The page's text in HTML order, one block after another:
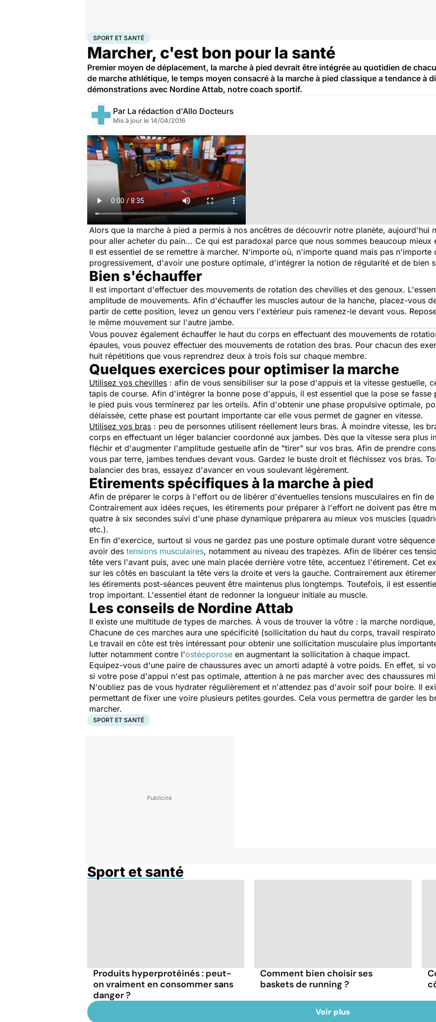
AccueilBien-êtreSport santé
SPORT ET SANTÉ
Marcher, c'est bon pour la santé
Premier moyen de déplacement, la marche à pied devrait être intégrée au quotidien de
de marche athlétique, le temps moyen consacré à la marche à pied classique a tendance à
démonstrations avec Nordine Attab, notre coach sportif.
Par La rédaction d'Allo Docteurs
Mis à jour le 14/04/2016
Alors que la marche à pied a permis à nos ancêtres de découvrir notre planète, aujourd'hui
pour aller acheter du pain... Ce qui est paradoxal parce que nous sommes beaucoup mieux
Il est essentiel de se remettre à marcher. N'importe où, n'importe quand mais pas
progressivement, d'avoir une posture optimale, d'intégrer la notion de régularité et de bien
Bien s'échauffer
Il est important d'effectuer des mouvements de rotation des chevilles et des genoux.
amplitude de mouvements. Afin d'échauffer les muscles autour de la hanche, placez-vous
partir de cette position, levez un genou vers l'extérieur puis ramenez-le devant vous.
le même mouvement sur l'autre jambe.
Vous pouvez également échauffer le haut du corps en effectuant des mouvements de
épaules, vous pouvez effectuer des mouvements de rotation des bras. Pour chacun des
huit répétitions que vous reprendrez deux à trois fois sur chaque membre.
Quelques exercices pour optimiser la marche
Utilisez vos chevilles : afin de vous sensibiliser sur la pose d'appuis et la vitesse gestuelle,
tapis de course. Afin d'intégrer la bonne pose d'appuis, il est essentiel que la pose se fasse
le pied puis vous terminerez par les orteils. Afin d'obtenir une phase propulsive optimale,
délaissée, cette phase est pourtant importante car elle vous permet de gagner en vitesse.
Utilisez vos bras : peu de personnes utilisent réellement leurs bras. À moindre vitesse, les
corps en effectuant un léger balancier coordonné aux jambes. Dès que la vitesse sera plus
fléchir et d'augmenter l'amplitude gestuelle afin de "tirer" sur vos bras. Afin de prendre
vous par terre, jambes tendues devant vous. Gardez le buste droit et fléchissez vos bras.
balancier des bras, essayez d'avancer en vous soulevant légèrement.
Etirements spécifiques à la marche à pied
Afin de préparer le corps à l'effort ou de libérer d'éventuelles tensions musculaires en fin
Contrairement aux idées reçues, les étirements pour préparer à l'effort ne doivent pas être
quatre à six secondes suivi d'une phase dynamique préparera au mieux vos muscles
etc.).
En fin d'exercice, surtout si vous ne gardez pas une posture optimale durant votre
avoir des tensions musculaires, notamment au niveau des trapèzes. Afin de libérer ces
tête vers l'avant puis, avec une main placée derrière votre tête, accentuez l'étirement. Cet
sur les côtés en basculant la tête vers la droite et vers la gauche. Contrairement aux
les étirements post-séances peuvent être maintenus plus longtemps. Toutefois, il est
trop important. L'essentiel étant de redonner la longueur initiale au muscle.
Les conseils de Nordine Attab
Il existe une multitude de types de marches. À vous de trouver la vôtre : la marche
Chacune de ces marches aura une spécificité (sollicitation du haut du corps, travail
Le travail en côte est très intéressant pour obtenir une sollicitation musculaire plus
lutter notamment contre l'ostéoporose en augmentant la sollicitation à chaque impact.
Equipez-vous d'une paire de chaussures avec un amorti adapté à votre poids. En effet, si
si votre pose d'appui n'est pas optimale, attention à ne pas marcher avec des chaussures
N'oubliez pas de vous hydrater régulièrement et n'attendez pas d'avoir soif pour boire. Il
permettant de fixer une voire plusieurs petites gourdes. Cela vous permettra de garder les
marcher.
SPORT ET SANTÉ
Sport et santé
Produits hyperprotéinés : peut-
on vraiment en consommer sans
danger ?
Comment bien choisir ses
baskets de running ?
Voir plus